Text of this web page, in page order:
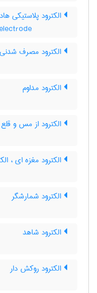
الکترود پلاستیکی
الکترود مصرف شدنی
الکترود مداوم
الکترود از مس و قلع
الکترود مغزه ای ،
الکترود شمارشگر
الکترود شاهد
الکترود روکش دار